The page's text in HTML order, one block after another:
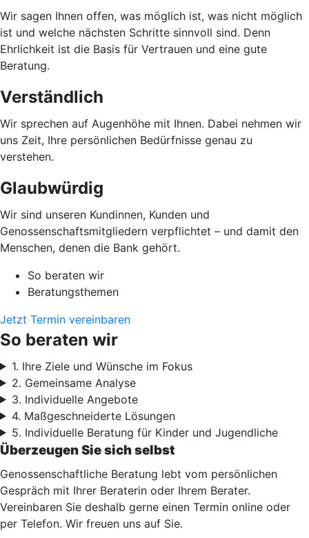
Wir sagen Ihnen offen, was möglich ist, was nicht möglich
ist und welche nächsten Schritte sinnvoll sind. Denn
Ehrlichkeit ist die Basis für Vertrauen und eine gute
Beratung.
Verständlich
Wir sprechen auf Augenhöhe mit Ihnen. Dabei nehmen wir
uns Zeit, Ihre persönlichen Bedürfnisse genau zu
verstehen.
Glaubwürdig
Wir sind unseren Kundinnen, Kunden und
Genossenschaftsmitgliedern verpflichtet – und damit den
Menschen, denen die Bank gehört.
So beraten wir
Beratungsthemen
Jetzt Termin vereinbaren
So beraten wir
1. Ihre Ziele und Wünsche im Fokus
2. Gemeinsame Analyse
3. Individuelle Angebote
4. Maßgeschneiderte Lösungen
5. Individuelle Beratung für Kinder und Jugendliche
Überzeugen Sie sich selbst
Genossenschaftliche Beratung lebt vom persönlichen
Gespräch mit Ihrer Beraterin oder Ihrem Berater.
Vereinbaren Sie deshalb gerne einen Termin online oder
per Telefon. Wir freuen uns auf Sie.